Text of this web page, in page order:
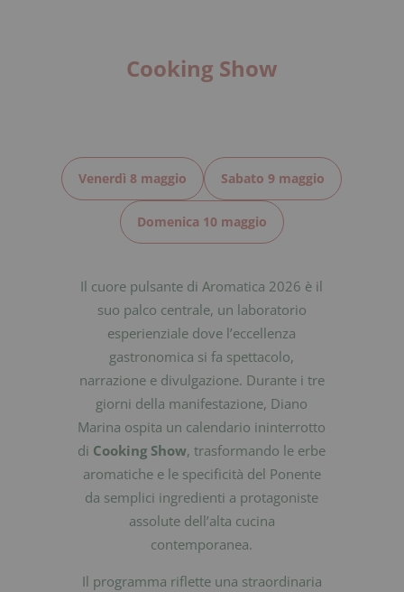
Cooking Show
Venerdì 8 maggio Sabato 9 maggio
Domenica 10 maggio
Il cuore pulsante di Aromatica 2026 è il
suo palco centrale, un laboratorio
esperienziale dove l’eccellenza
gastronomica si fa spettacolo,
narrazione e divulgazione. Durante i tre
giorni della manifestazione, Diano
Marina ospita un calendario ininterrotto
di Cooking Show, trasformando le erbe
aromatiche e le specificità del Ponente
da semplici ingredienti a protagoniste
assolute dell’alta cucina
contemporanea.
Il programma riflette una straordinaria